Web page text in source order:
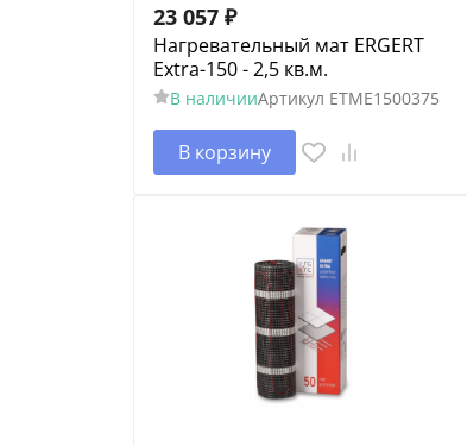
23 057 ₽
Нагревательный мат ERGERT
Extra-150 - 2,5 кв.м.
В наличииАртикул ETME1500375
В корзину